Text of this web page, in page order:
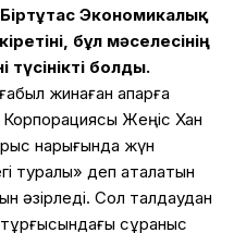
Экономикалық
бұл мәселесінің
болды.
жинаған ақпарға
Жеңіс Хан
нарығында жүн
туралы» деп аталатын
әзірледі. Сол талдаудан
сұраныс